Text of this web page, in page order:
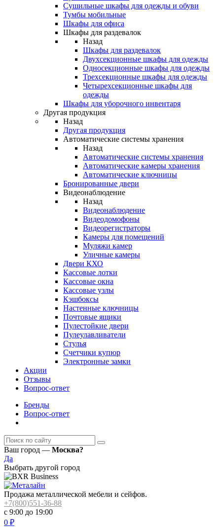
Сушильные шкафы для одежды и обуви
Тумбы мобильные
Шкафы для офиса
Шкафы для раздевалок
Назад
Шкафы для раздевалок
Двухсекционные шкафы для одежды
Односекционные шкафы для одежды
Трехсекционные шкафы для одежды
Четырехсекционные шкафы для
одежды
Шкафы для уборочного инвентаря
Другая продукция
Назад
Другая продукция
Автоматические системы хранения
Назад
Автоматические системы хранения
Автоматические камеры хранения
Автоматические ключницы
Бронированные двери
Видеонаблюдение
Назад
Видеонаблюдение
Видеодомофоны
Видеорегистраторы
Камеры для помещений
Муляжи камер
Уличные камеры
Двери КХО
Кассовые лотки
Кассовые окна
Кассовые узлы
Кэшбоксы
Настенные ключницы
Почтовые ящики
Пулестойкие двери
Пулеулавливатели
Стулья
Счетчики купюр
Электронные замки
Акции
Отзывы
Вопрос-ответ
Бренды
Вопрос-ответ
Ваш город — Москва?
Да
Выбрать другой город
Продажа металлической мебели и сейфов.
+7(800)551-36-88
с 9:00 до 19:00
0 ₽